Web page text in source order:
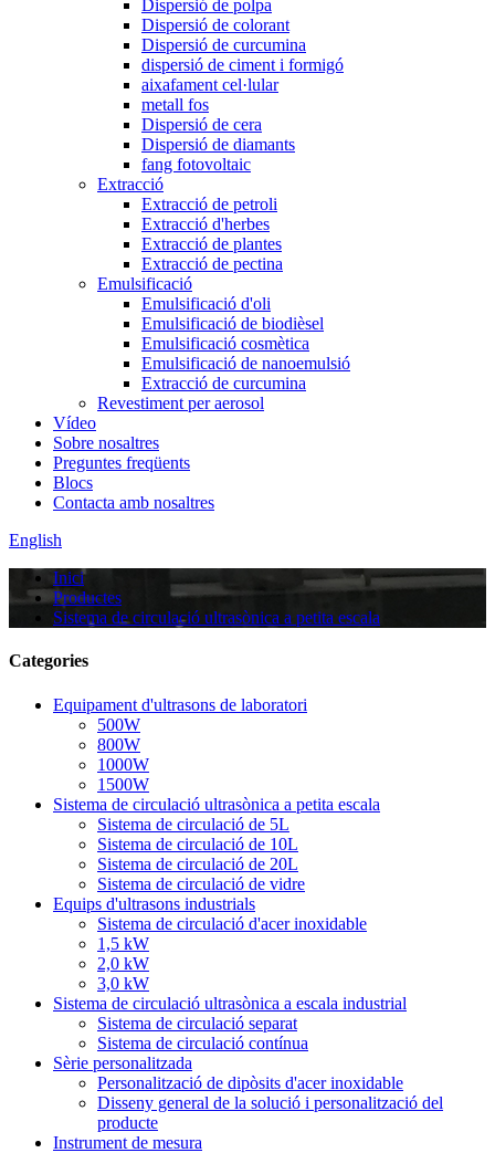
Dispersió de polpa
Dispersió de colorant
Dispersió de curcumina
dispersió de ciment i formigó
aixafament cel·lular
metall fos
Dispersió de cera
Dispersió de diamants
fang fotovoltaic
Extracció
Extracció de petroli
Extracció d'herbes
Extracció de plantes
Extracció de pectina
Emulsificació
Emulsificació d'oli
Emulsificació de biodièsel
Emulsificació cosmètica
Emulsificació de nanoemulsió
Extracció de curcumina
Revestiment per aerosol
Vídeo
Sobre nosaltres
Preguntes freqüents
Blocs
Contacta amb nosaltres
English
Inici
Productes
Sistema de circulació ultrasònica a petita escala
Categories
Equipament d'ultrasons de laboratori
500W
800W
1000W
1500W
Sistema de circulació ultrasònica a petita escala
Sistema de circulació de 5L
Sistema de circulació de 10L
Sistema de circulació de 20L
Sistema de circulació de vidre
Equips d'ultrasons industrials
Sistema de circulació d'acer inoxidable
1,5 kW
2,0 kW
3,0 kW
Sistema de circulació ultrasònica a escala industrial
Sistema de circulació separat
Sistema de circulació contínua
Sèrie personalitzada
Personalització de dipòsits d'acer inoxidable
Disseny general de la solució i personalització del
producte
Instrument de mesura